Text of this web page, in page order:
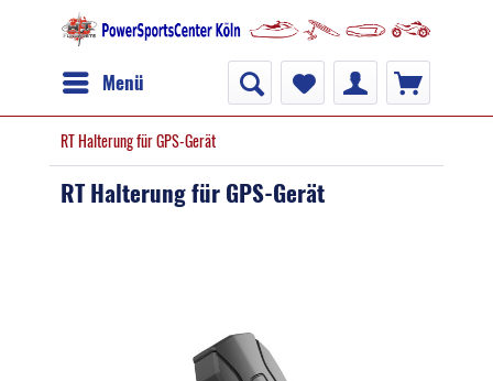
Menü
RT Halterung für GPS-Gerät
RT Halterung für GPS-Gerät